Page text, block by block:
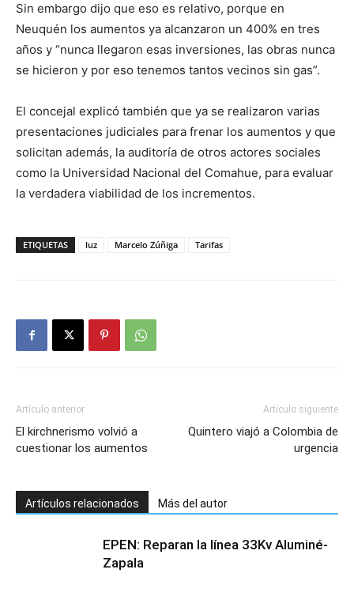
Sin embargo dijo que eso es relativo, porque en
Neuquén los aumentos ya alcanzaron un 400% en tres
años y “nunca llegaron esas inversiones, las obras nunca
se hicieron y por eso tenemos tantos vecinos sin gas”.
El concejal explicó también que ya se realizaron varias
presentaciones judiciales para frenar los aumentos y que
solicitan además, la auditoría de otros actores sociales
como la Universidad Nacional del Comahue, para evaluar
la verdadera viabilidad de los incrementos.
ETIQUETAS luz Marcelo Zúñiga Tarifas
Artículo anterior
El kirchnerismo volvió a
cuestionar los aumentos
Artículo siguiente
Quintero viajó a Colombia de
urgencia
Artículos relacionados Más del autor
EPEN: Reparan la línea 33Kv Aluminé-
Zapala